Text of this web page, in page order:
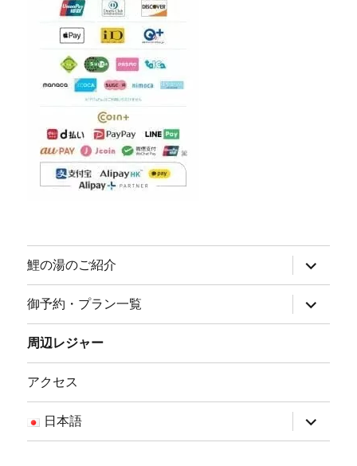
鯉の湯のご紹介
サ
ブ
メ
ニ
ュ
ー
開
御予約・プラン一覧
サ
ブ
メ
ー
開
周辺レジャー
アクセス
日本語
サ
ブ
メ